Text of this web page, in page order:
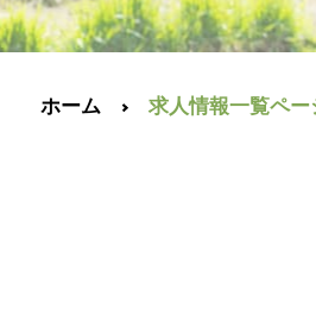
ホーム 求人情報一覧ペー